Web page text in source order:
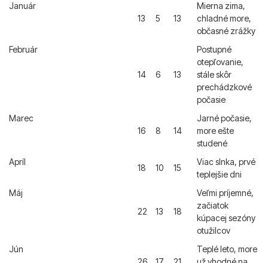
Január
13
5 13
Mierna zima,
chladné more,
občasné zrážky
Február
14 6 13
Postupné
otepľovanie,
stále skôr
prechádzkové
počasie
Marec
16
8 14
Jarné počasie,
more ešte
studené
Apríl
18 10 15
Viac slnka, prvé
teplejšie dni
Máj
22
13 18
Veľmi príjemné,
začiatok
kúpacej sezóny
otužilcov
Jún
Teplé leto, more